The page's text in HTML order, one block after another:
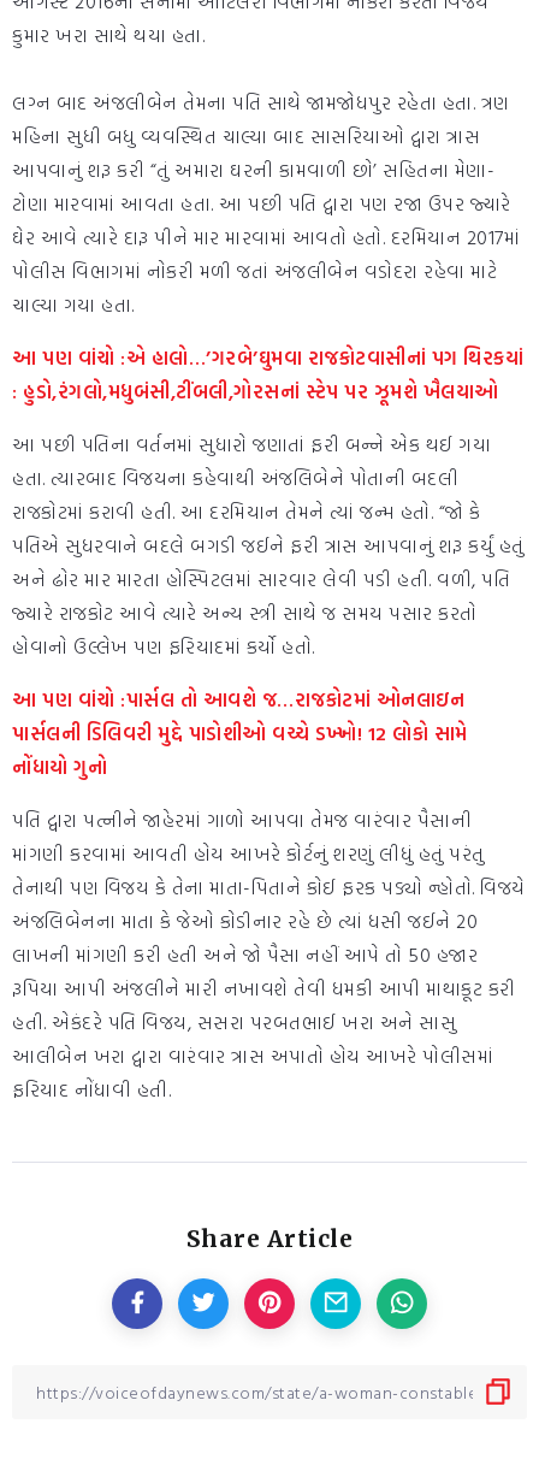
કુમાર ખરા સાથે થયા હતા.
લગ્ન બાદ અંજલીબેન તેમના પતિ સાથે જામજોધપુર રહેતા હતા. ત્રણ
મહિના સુધી બધુ વ્યવસ્થિત ચાલ્યા બાદ સાસરિયાઓ દ્વારા ત્રાસ
આપવાનું શરૂ કરી “તું અમારા ઘરની કામવાળી છો’ સહિતના મેણા-
ટોણા મારવામાં આવતા હતા. આ પછી પતિ દ્વારા પણ રજા ઉપર જ્યારે
ઘેર આવે ત્યારે દારૂ પીને માર મારવામાં આવતો હતો. દરમિયાન 2017માં
પોલીસ વિભાગમાં નોકરી મળી જતાં અંજલીબેન વડોદરા રહેવા માટે
ચાલ્યા ગયા હતા.
આ પણ વાંચો :એ હાલો…’ગરબે’ઘુમવા રાજકોટવાસીનાં પગ થિરકયાં
: હુડો,રંગલો,મધુબંસી,ટીંબલી,ગોરસનાં સ્ટેપ પર ઝૂમશે ખૈલયાઓ
આ પછી પતિના વર્તનમાં સુધારો જણાતાં ફરી બન્ને એક થઈ ગયા
હતા. ત્યારબાદ વિજયના કહેવાથી અંજલિબેને પોતાની બદલી
રાજકોટમાં કરાવી હતી. આ દરમિયાન તેમને ત્યાં જન્મ હતો. “જો કે
પતિએ સુધરવાને બદલે બગડી જઈને ફરી ત્રાસ આપવાનું શરૂ કર્યું હતું
અને ઢોર માર મારતા હોસ્પિટલમાં સારવાર લેવી પડી હતી. વળી, પતિ
જ્યારે રાજકોટ આવે ત્યારે અન્ય સ્ત્રી સાથે જ સમય પસાર કરતો
હોવાનો ઉલ્લેખ પણ ફરિયાદમાં કર્યો હતો.
આ પણ વાંચો :પાર્સલ તો આવશે જ…રાજકોટમાં ઓનલાઇન
પાર્સલની ડિલિવરી મુદ્દે પાડોશીઓ વચ્ચે ડખ્ખો! 12 લોકો સામે
નોંધાયો ગુનો
પતિ દ્વારા પત્નીને જાહેરમાં ગાળો આપવા તેમજ વારંવાર પૈસાની
માંગણી કરવામાં આવતી હોય આખરે કોર્ટનું શરણું લીધું હતું પરંતુ
તેનાથી પણ વિજય કે તેના માતા-પિતાને કોઈ ફરક પડ્યો ન્હોતો. વિજયે
અંજલિબેનના માતા કે જેઓ કોડીનાર રહે છે ત્યાં ધસી જઈને 20
લાખની માંગણી કરી હતી અને જો પૈસા નહીં આપે તો 50 હજાર
રૂપિયા આપી અંજલીને મારી નખાવશે તેવી ધમકી આપી માથાકૂટ કરી
હતી. એકંદરે પતિ વિજય, સસરા પરબતભાઈ ખરા અને સાસુ
આલીબેન ખરા દ્વારા વારંવાર ત્રાસ અપાતો હોય આખરે પોલીસમાં
ફરિયાદ નોંધાવી હતી.
Share Article